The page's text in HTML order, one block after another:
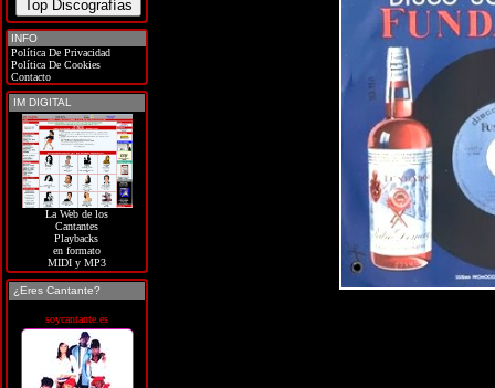
INFO
Política De Privacidad
Política De Cookies
Contacto
IM DIGITAL
La Web de los
Cantantes
Playbacks
en formato
MIDI y MP3
¿Eres Cantante?
soycantante.es